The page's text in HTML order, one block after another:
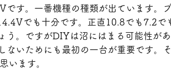
です。一番機種の種類が出ています。
でも十分です。正直10.8でも7.2で
う。ですがDIYは沼にはまる可能性が
ないためにも最初の一台が重要です。
います。